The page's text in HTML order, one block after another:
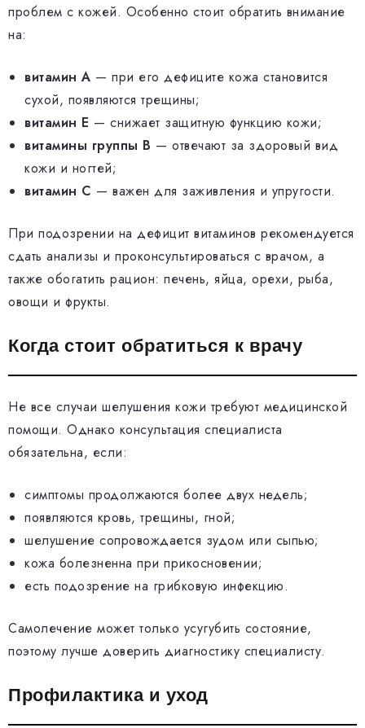
проблем с кожей. Особенно стоит обратить внимание
на:
витамин А — при его дефиците кожа становится
сухой, появляются трещины;
витамин Е — снижает защитную функцию кожи;
витамины группы B — отвечают за здоровый вид
кожи и ногтей;
витамин C — важен для заживления и упругости.
При подозрении на дефицит витаминов рекомендуется
сдать анализы и проконсультироваться с врачом, а
также обогатить рацион: печень, яйца, орехи, рыба,
овощи и фрукты.
Когда стоит обратиться к врачу
Не все случаи шелушения кожи требуют медицинской
помощи. Однако консультация специалиста
обязательна, если:
симптомы продолжаются более двух недель;
появляются кровь, трещины, гной;
шелушение сопровождается зудом или сыпью;
кожа болезненна при прикосновении;
есть подозрение на грибковую инфекцию.
Самолечение может только усугубить состояние,
поэтому лучше доверить диагностику специалисту.
Профилактика и уход